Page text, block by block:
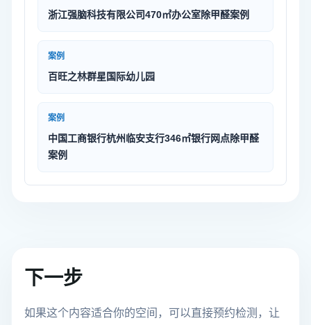
浙江强脑科技有限公司470㎡办公室除甲醛案例
案例
百旺之林群星国际幼儿园
案例
中国工商银行杭州临安支行346㎡银行网点除甲醛
案例
下一步
如果这个内容适合你的空间，可以直接预约检测，让